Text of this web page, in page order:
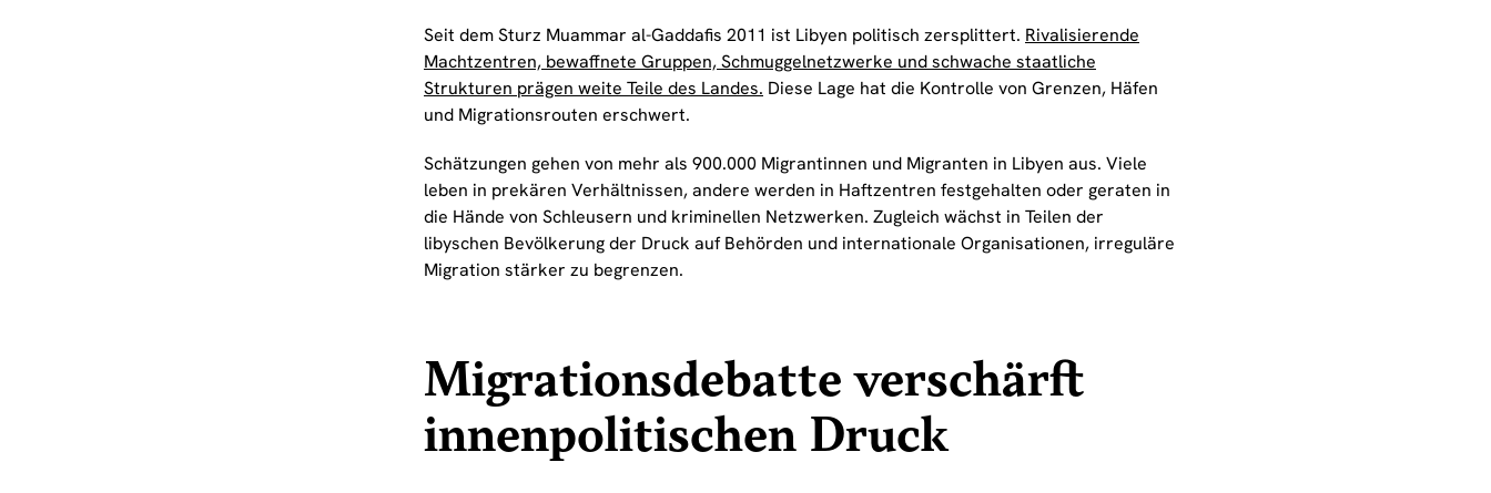
Seit dem Sturz Muammar al-Gaddafis 2011 ist Libyen politisch zersplittert. Rivalisierende
Machtzentren, bewaffnete Gruppen, Schmuggelnetzwerke und schwache staatliche
Strukturen prägen weite Teile des Landes. Diese Lage hat die Kontrolle von Grenzen, Häfen
und Migrationsrouten erschwert.
Schätzungen gehen von mehr als 900.000 Migrantinnen und Migranten in Libyen aus. Viele
leben in prekären Verhältnissen, andere werden in Haftzentren festgehalten oder geraten in
die Hände von Schleusern und kriminellen Netzwerken. Zugleich wächst in Teilen der
libyschen Bevölkerung der Druck auf Behörden und internationale Organisationen, irreguläre
Migration stärker zu begrenzen.
Migrationsdebatte verschärft
innenpolitischen Druck